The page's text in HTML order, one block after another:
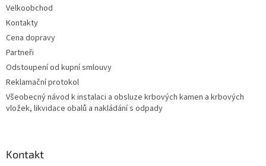
Velkoobchod
Kontakty
Cena dopravy
Partneři
Odstoupení od kupní smlouvy
Reklamační protokol
Všeobecný návod k instalaci a obsluze krbových kamen a krbových
vložek, likvidace obalů a nakládání s odpady
Kontakt